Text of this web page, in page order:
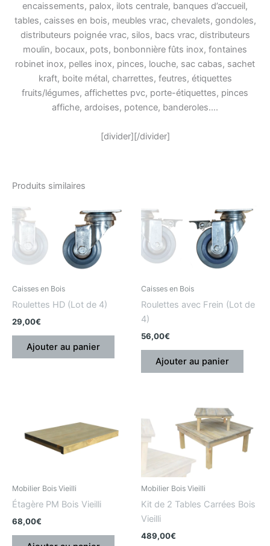
encaissements, palox, ilots centrale, banques d’accueil,
tables, caisses en bois, meubles vrac, chevalets, gondoles,
distributeurs poignée vrac, silos, bacs vrac, distributeurs
moulin, bocaux, pots, bonbonnière fûts inox, fontaines
robinet inox, pelles inox, pinces, louche, sac cabas, sachet
kraft, boite métal, charrettes, feutres, étiquettes
fruits/légumes, affichettes pvc, porte-étiquettes, pinces
affiche, ardoises, potence, banderoles….
[divider][/divider]
Produits similaires
Caisses en Bois
Roulettes HD (Lot de 4)
29,00€
Ajouter au panier
Caisses en Bois
Roulettes avec Frein (Lot de
4)
56,00€
Ajouter au panier
Mobilier Bois Vieilli
Étagère PM Bois Vieilli
68,00€
Mobilier Bois Vieilli
Kit de 2 Tables Carrées Bois
Vieilli
489,00€